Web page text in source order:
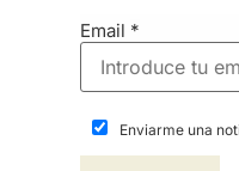
Email *
Enviarme una